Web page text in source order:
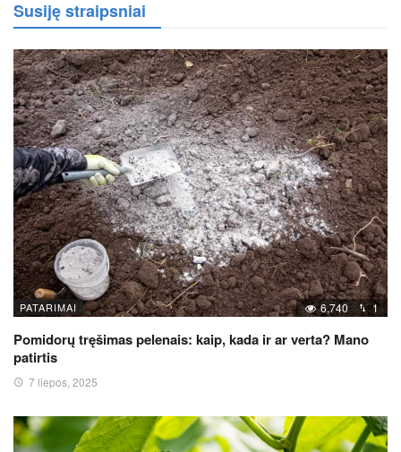
Susiję straipsniai
PATARIMAI 6,740 1
Pomidorų tręšimas pelenais: kaip, kada ir ar verta? Mano
patirtis
7 liepos, 2025